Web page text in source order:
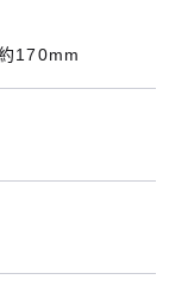
170mm